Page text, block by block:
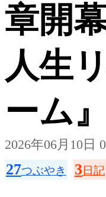
章開
人生
ーム』
2026年06月10日
27つぶやき 3日記